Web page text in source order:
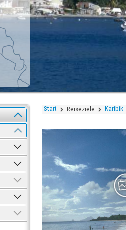
Start Reiseziele Karibik